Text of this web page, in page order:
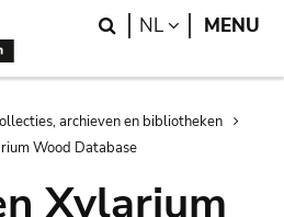
Search
NL LANGUAGE
MENU
archieven en bibliotheken
Wood Database
Xylarium